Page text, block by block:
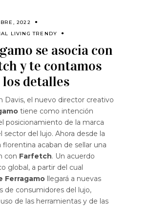
2022
LIVING TRENDY
se asocia con
y te contamos
detalles
Davis, el nuevo director creativo
tiene como intención
posicionamiento de la marca
sector del lujo. Ahora desde la
florentina acaban de sellar una
con Farfetch. Un acuerdo
global, a partir del cual
Ferragamo llegará a nuevas
de consumidores del lujo,
de las herramientas y de las